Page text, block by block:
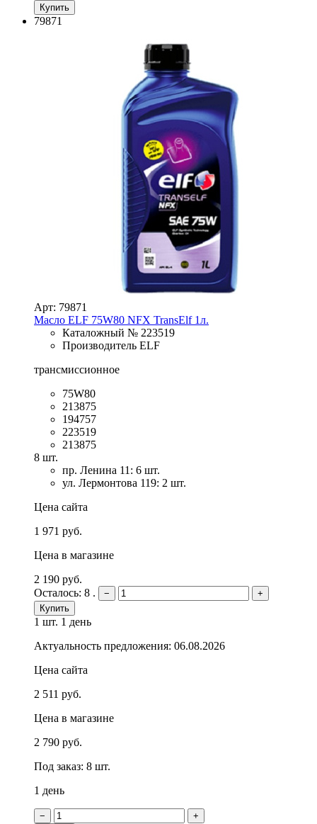
Купить
79871
Арт: 79871
Масло ELF 75W80 NFX TransElf 1л.
Каталожный № 223519
Производитель ELF
трансмиссионное
75W80
213875
194757
223519
213875
8 шт.
пр. Ленина 11: 6 шт.
ул. Лермонтова 119: 2 шт.
Цена сайта
1 971 руб.
Цена в магазине
2 190 руб.
Осталось: 8 .
−
+
Купить
1 шт. 1 день
Актуальность предложения: 06.08.2026
Цена сайта
2 511 руб.
Цена в магазине
2 790 руб.
Под заказ: 8 шт.
1 день
−
+